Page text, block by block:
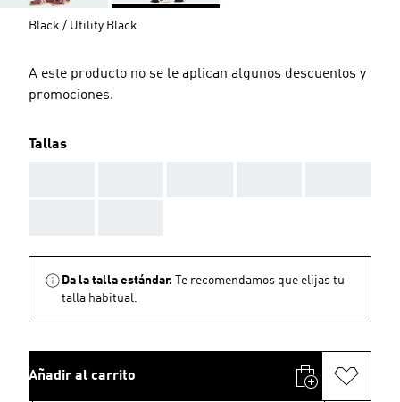
Black / Utility Black
A este producto no se le aplican algunos descuentos y
promociones.
Tallas
Da la talla estándar.
Te recomendamos que elijas tu
talla habitual.
Añadir al carrito